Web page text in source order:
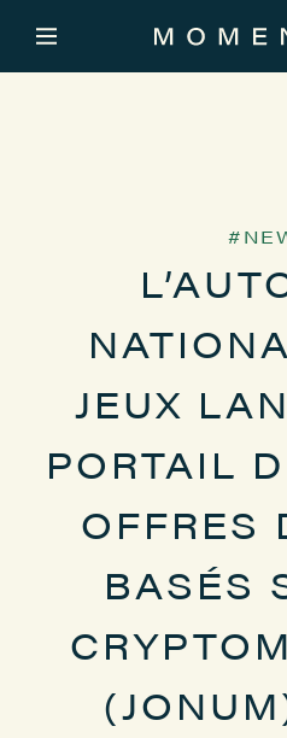
JEUX
PORTAIL
OFFRES
BASÉS